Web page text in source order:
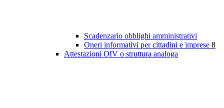
Scadenzario obblighi amministrativi
Oneri informativi per cittadini e imprese 8
Attestazioni OIV o struttura analoga